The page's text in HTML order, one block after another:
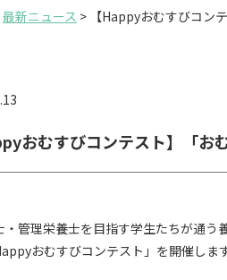
最新ニュース > 【Happyおむすびコン
おむすびコンテスト】「お
・管理栄養士を目指す学生たちが通う
おむすびコンテスト」を開催します